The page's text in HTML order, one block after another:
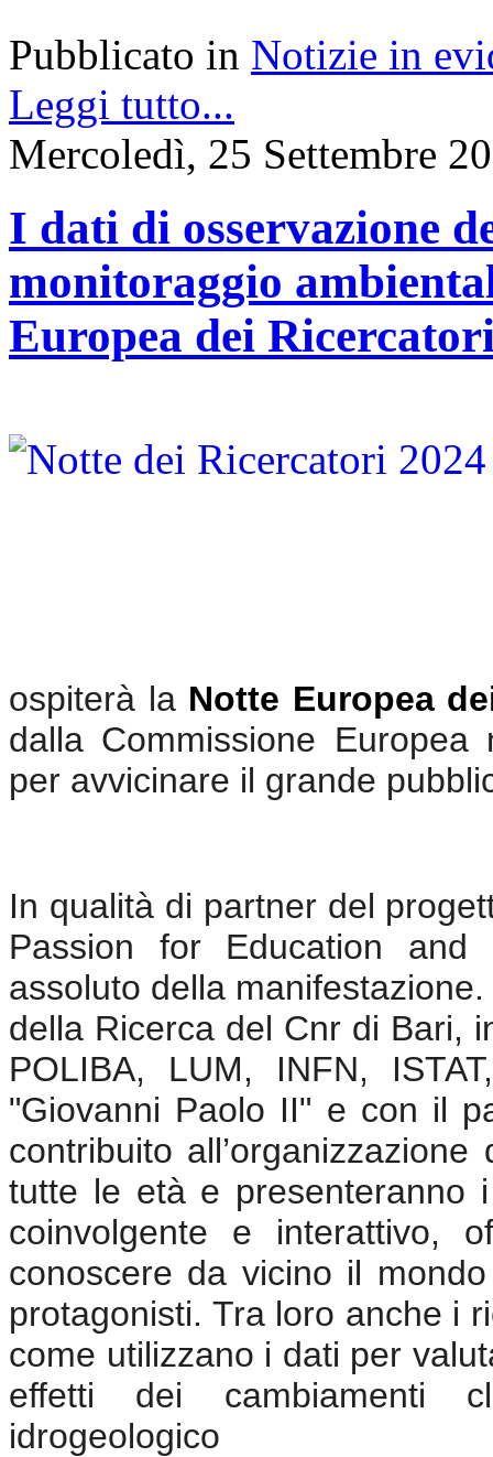
Pubblicato in Notizie in
Leggi tutto...
Mercoledì, 25 Settembre
I dati di osservazione
monitoraggio
Europea dei
ospiterà la Notte Europea
dalla Commissione Europea
per avvicinare il grande
In qualità di partner del
Passion for Education and
assoluto della
della Ricerca del Cnr di Bari,
POLIBA, LUM, INFN,
"Giovanni Paolo II" e con il
contribuito
tutte le età e presenteranno
coinvolgente e interattivo,
conoscere da vicino il
protagonisti. Tra loro anche i
come utilizzano i dati per
effetti dei cambiamenti
idrogeologico